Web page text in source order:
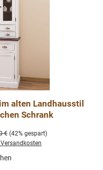
alten Landhausstil
Schrank
Preis:
€ (42% gespart)